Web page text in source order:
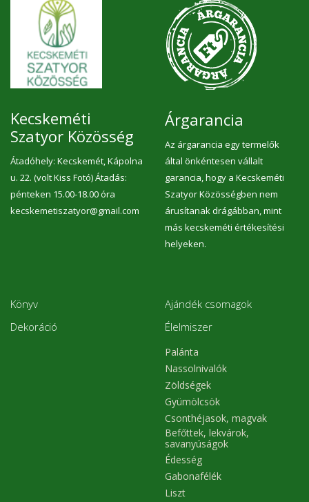
Kecskeméti
Szatyor Közösség
Átadóhely: Kecskemét, Kápolna
u. 22. (volt Kiss Fotó) Átadás:
pénteken 15.00-18.00 óra
kecskemetiszatyor@gmail.com
Árgarancia
Az árgarancia egy termelők
által önkéntesen vállalt
garancia, hogy a Kecskeméti
Szatyor Közösségben nem
árusítanak drágábban, mint
más kecskeméti értékesítési
helyeken.
Könyv
Dekoráció
Ajándék csomagok
Élelmiszer
Palánta
Nassolnivalók
Zöldségek
Gyümölcsök
Csonthéjasok, magvak
Befőttek, lekvárok,
savanyúságok
Édesség
Gabonafélék
Liszt